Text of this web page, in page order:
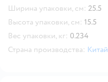
Ширина упаковки, см: 25.5
Высота упаковки, см: 15.5
Вес упаковки, кг: 0.234
Страна производства: Китай